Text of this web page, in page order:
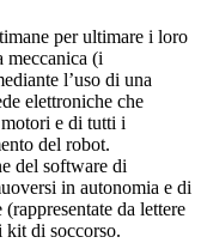
per ultimare i loro
meccanica (i
l’uso di una
elettroniche che
e di tutti i
del robot.
del software di
in autonomia e di
da lettere
kit di soccorso.